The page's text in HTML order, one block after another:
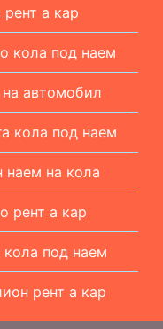
а кар
кола под наем
автомобил
кола под наем
на кола
рент а кар
под наем
рент а кар